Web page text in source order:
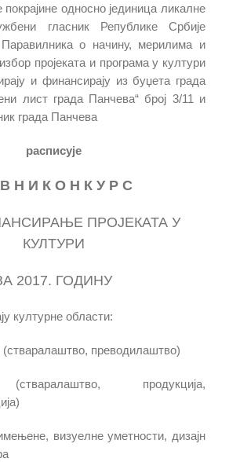
односно јединица ликалне
гласник Републике Србије
о начину, мерилима и
пројеката и програма у култури
и финансирају из буџета града
лист града Панчева“ број 3/11 и
града Панчева
расписује
Н И К О Н К У Р С
ПРОЈЕКАТА У
КУЛТУРИ
2017. ГОДИНУ
културне области:
преводилаштво)
продукција,
визуелне уметности, дизајн